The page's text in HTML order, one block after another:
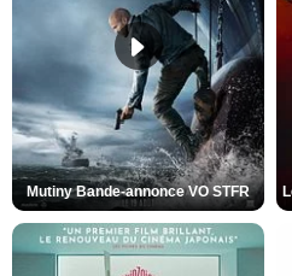
Mutiny Bande-annonce VO STFR